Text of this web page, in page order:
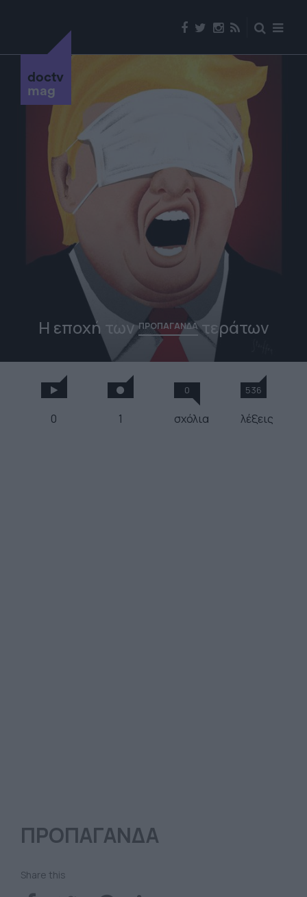
doctv
mag
Η εποχή τωνΠΡΟΠΑΓΑΝΔΑτεράτων
0 1
0
σχόλια
536
λέξεις
ΠΡΟΠΑΓΑΝΔΑ
Share this